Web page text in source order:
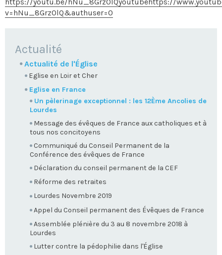
v=hNu_8Grz0lQ&authuser=0
NAVIGATION
Actualité
Actualité de l'Église
Eglise en Loir et Cher
Eglise en France
Un pèlerinage exceptionnel : les 12Ème Ancolies de
Lourdes
Message des évêques de France aux catholiques et à
tous nos concitoyens
Communiqué du Conseil Permanent de la
Conférence des évêques de France
Déclaration du conseil permanent de la CEF
Réforme des retraites
Lourdes Novembre 2019
Appel du Conseil permanent des Évêques de France
Assemblée plénière du 3 au 8 novembre 2018 à
Lourdes
Lutter contre la pédophilie dans l'Église